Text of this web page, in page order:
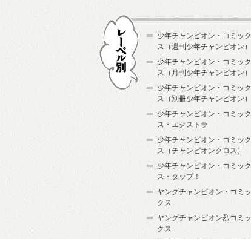
少年チャンピオン・コミック
ス（週刊少年チャンピオン）
少年チャンピオン・コミック
ス（月刊少年チャンピオン）
少年チャンピオン・コミック
ス（別冊少年チャンピオン）
少年チャンピオン・コミック
ス・エクストラ
少年チャンピオン・コミック
ス（チャンピオンクロス）
少年チャンピオン・コミック
ス・タップ！
ヤングチャンピオン・コミッ
クス
ヤングチャンピオン烈コミッ
クス